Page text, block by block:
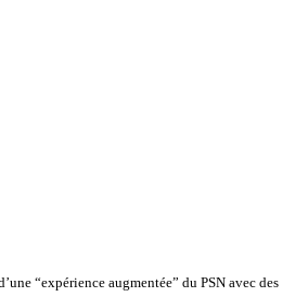
“expérience augmentée” du PSN avec des